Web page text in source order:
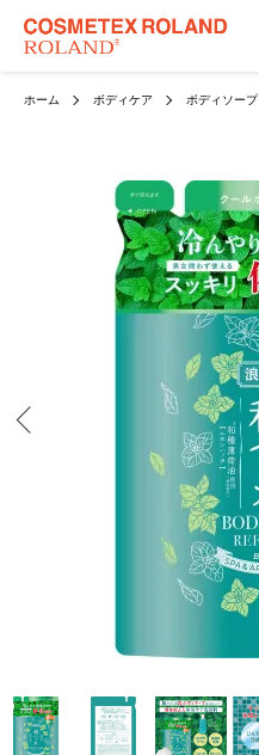
ホーム ボディケア ボディソープ